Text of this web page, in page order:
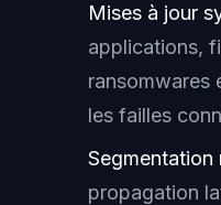
Mises à jour
applications,
ransomwares
les failles
Segmentation
propagation